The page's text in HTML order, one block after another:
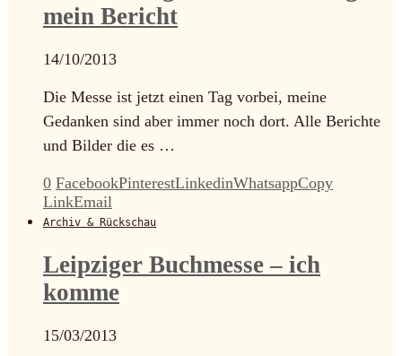
mein Bericht
14/10/2013
Die Messe ist jetzt einen Tag vorbei, meine
Gedanken sind aber immer noch dort. Alle Berichte
und Bilder die es …
0 FacebookPinterestLinkedinWhatsappCopy
LinkEmail
Archiv & Rückschau
Leipziger Buchmesse – ich
komme
15/03/2013